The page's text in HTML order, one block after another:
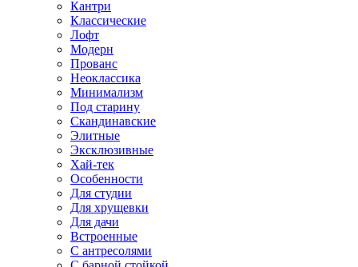
Кантри
Классические
Лофт
Модерн
Прованс
Неоклассика
Минимализм
Под старину
Скандинавские
Элитные
Эксклюзивные
Хай-тек
Особенности
Для студии
Для хрущевки
Для дачи
Встроенные
С антресолями